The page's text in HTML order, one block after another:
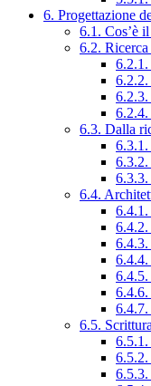
6. Progettazione
6.1. Cos’è
6.2.
6.2.3.
6.3. Dalla
6.3.1.
6.3.2.
6.4.
6.4.1.
6.4.2.
6.4.6.
6.4.7.
6.5.
6.5.1.